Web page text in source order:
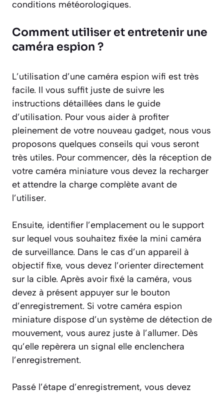
conditions météorologiques.
Comment utiliser et entretenir une
caméra espion ?
L’utilisation d’une caméra espion wifi est très
facile. Il vous suffit juste de suivre les
instructions détaillées dans le guide
d’utilisation. Pour vous aider à profiter
pleinement de votre nouveau gadget, nous vous
proposons quelques conseils qui vous seront
très utiles. Pour commencer, dès la réception de
votre caméra miniature vous devez la recharger
et attendre la charge complète avant de
l’utiliser.
Ensuite, identifier l’emplacement ou le support
sur lequel vous souhaitez fixée la mini caméra
de surveillance. Dans le cas d’un appareil à
objectif fixe, vous devez l’orienter directement
sur la cible. Après avoir fixé la caméra, vous
devez à présent appuyer sur le bouton
d’enregistrement. Si votre caméra espion
miniature dispose d’un système de détection de
mouvement, vous aurez juste à l’allumer. Dès
qu’elle repèrera un signal elle enclenchera
l’enregistrement.
Passé l’étape d’enregistrement, vous devez